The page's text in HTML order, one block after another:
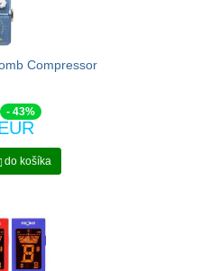
Compressor
- 43%
do košíka